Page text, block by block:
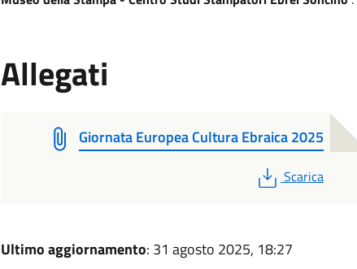
Allegati
Giornata Europea Cultura Ebraica 2025
PDF
Scarica
Ultimo aggiornamento: 31 agosto 2025, 18:27